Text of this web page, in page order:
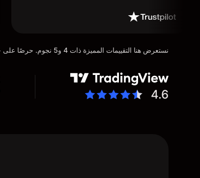
نستعرض هنا التقييمات المميزة ذات 4 و5 نجوم. حرصًا على خصوصية عملائنا، تم إخفاء التفاصيل الشخصية للمستخدمين عن عمد تماشيًا مع متطلبات لائحة حماية البيانات العامة (GDPR)
4.6